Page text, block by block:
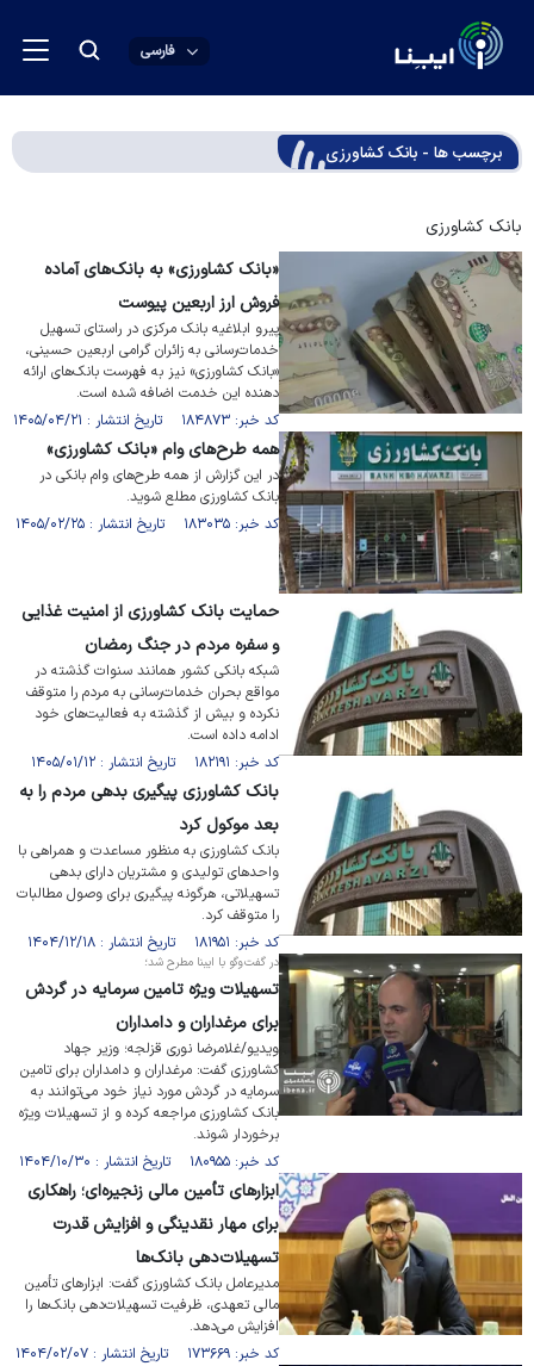
فارسی
برچسب ها - بانک کشاورزی
بانک کشاورزی
«بانک کشاورزی» به بانک‌های آماده
فروش ارز اربعین پیوست
پیرو ابلاغیه بانک مرکزی در راستای تسهیل
خدمات‌رسانی به زائران گرامی اربعین حسینی،
«بانک کشاورزی» نیز به فهرست بانک‌های ارائه
دهنده این خدمت اضافه شده است.
کد خبر: ۱۸۴۸۷۳ تاریخ انتشار : ۱۴۰۵/۰۴/۲۱
همه طرح‌های وام «بانک کشاورزی»
در این گزارش از همه طرح‌های وام بانکی در
بانک کشاورزی مطلع شوید.
کد خبر: ۱۸۳۰۳۵ تاریخ انتشار : ۱۴۰۵/۰۲/۲۵
حمایت بانک کشاورزی از امنیت غذایی
و سفره مردم در جنگ رمضان
شبکه بانکی کشور همانند سنوات گذشته در
مواقع بحران خدمات‌رسانی به مردم را متوقف
نکرده و بیش از گذشته به فعالیت‎‌‌‌های خود
ادامه داده است.
کد خبر: ۱۸۲۱۹۱ تاریخ انتشار : ۱۴۰۵/۰۱/۱۲
بانک کشاورزی پیگیری بدهی مردم را به
بعد موکول کرد
بانک کشاورزی به منظور مساعدت و همراهی با
واحد‌های تولیدی و مشتریان دارای بدهی
تسهیلاتی، هرگونه پیگیری برای وصول مطالبات
را متوقف کرد.
کد خبر: ۱۸۱۹۵۱ تاریخ انتشار : ۱۴۰۴/۱۲/۱۸
در گفت‌و‌گو با ایبنا مطرح شد؛
تسهیلات ویژه تامین سرمایه در گردش
برای مرغداران و دامداران
ویدیو/غلامرضا نوری قزلجه؛ وزیر جهاد
کشاورزی گفت: مرغداران و دامداران برای تامین
سرمایه در گردش مورد نیاز خود می‌توانند به
بانک کشاورزی مراجعه کرده و از تسهیلات ویژه
برخوردار شوند.
کد خبر: ۱۸۰۹۵۵ تاریخ انتشار : ۱۴۰۴/۱۰/۳۰
ابزار‌های تأمین مالی زنجیره‌ای؛ راهکاری
برای مهار نقدینگی و افزایش قدرت
تسهیلات‌دهی بانک‌ها
مدیرعامل بانک کشاورزی گفت: ابزار‌های تأمین
مالی تعهدی، ظرفیت تسهیلات‌دهی بانک‌ها را
افزایش می‌دهد.
کد خبر: ۱۷۳۶۶۹ تاریخ انتشار : ۱۴۰۴/۰۲/۰۷